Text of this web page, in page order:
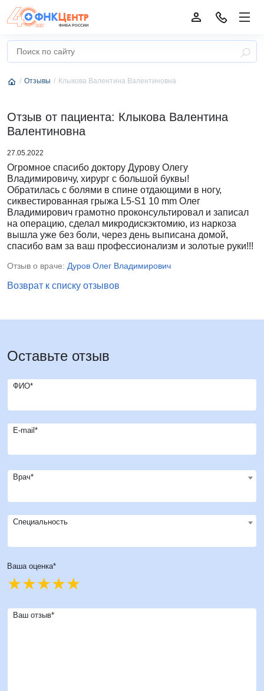
Отзывы Клыкова Валентина Валентиновна
Отзыв от пациента: Клыкова Валентина
Валентиновна
27.05.2022
Огромное спасибо доктору Дурову Олегу
Владимировичу, хирург с большой буквы!
Обратилась с болями в спине отдающими в ногу,
сиквестированная грыжа L5-S1 10 mm Олег
Владимирович грамотно проконсультировал и записал
на операцию, сделал микродискэктомию, из наркоза
вышла уже без боли, через день выписана домой,
спасибо вам за ваш профессионализм и золотые руки!!!
Отзыв о враче: Дуров Олег Владимирович
Возврат к списку отзывов
Оставьте отзыв
ФИО*
E-mail*
Врач*
Специальность
Ваша оценка*
Ваш отзыв*